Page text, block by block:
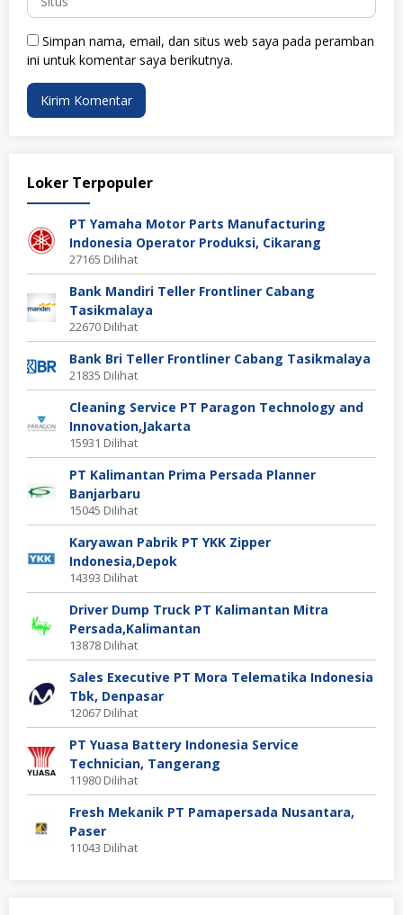
Simpan nama, email, dan situs web saya pada peramban
ini untuk komentar saya berikutnya.
Loker Terpopuler
PT Yamaha Motor Parts Manufacturing
Indonesia Operator Produksi, Cikarang
27165 Dilihat
Bank Mandiri Teller Frontliner Cabang
Tasikmalaya
22670 Dilihat
Bank Bri Teller Frontliner Cabang Tasikmalaya
21835 Dilihat
Cleaning Service PT Paragon Technology and
Innovation,Jakarta
15931 Dilihat
PT Kalimantan Prima Persada Planner
Banjarbaru
15045 Dilihat
Karyawan Pabrik PT YKK Zipper
Indonesia,Depok
14393 Dilihat
Driver Dump Truck PT Kalimantan Mitra
Persada,Kalimantan
13878 Dilihat
Sales Executive PT Mora Telematika Indonesia
Tbk, Denpasar
12067 Dilihat
PT Yuasa Battery Indonesia Service
Technician, Tangerang
11980 Dilihat
Fresh Mekanik PT Pamapersada Nusantara,
Paser
11043 Dilihat